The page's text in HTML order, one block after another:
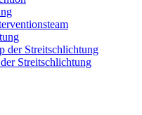
der Streitschlichtung
Streitschlichtung